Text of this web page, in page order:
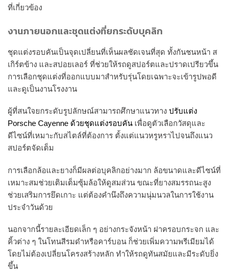
ที่เกี่ยวข้อง
งานภายนอกและชุดแต่งที่ยกระดับบุคลิก
ชุดแต่งรอบคันเป็นจุดเปลี่ยนที่เห็นผลชัดเจนที่สุด ทั้งกันชนหน้า ส
เกิร์ตข้าง และสปอยเลอร์ ที่ช่วยให้รถดูสปอร์ตและปราดเปรียวขึ้น
การเลือกชุดแต่งที่ออกแบบมาสำหรับรุ่นโดยเฉพาะจะเข้ารูปพอดี
และดูเป็นงานโรงงาน
ผู้ที่สนใจยกระดับรูปลักษณ์สามารถศึกษาแนวทาง ปรับแต่ง
Porsche Cayenne ด้วยชุดแต่งรอบคัน เพื่อดูตัวเลือกวัสดุและ
ดีไซน์ที่เหมาะกับสไตล์ที่ต้องการ ตั้งแต่แนวหรูหราไปจนถึงแนว
สปอร์ตจัดเต็ม
การเลือกล้อและยางก็มีผลต่อบุคลิกอย่างมาก ล้อขนาดและดีไซน์ที่
เหมาะสมช่วยเติมเต็มซุ้มล้อให้ดูสมส่วน ขณะที่ยางสมรรถนะสูง
ช่วยเสริมการยึดเกาะ แต่ต้องคำนึงถึงความนุ่มนวลในการใช้งาน
ประจำวันด้วย
นอกจากนี้รายละเอียดเล็ก ๆ อย่างกระจังหน้า ฝาครอบกระจก และ
คิ้วต่าง ๆ ในโทนสีรมดำหรือคาร์บอน ก็ช่วยเพิ่มความพรีเมียมได้
โดยไม่ต้องเปลี่ยนโครงสร้างหลัก ทำให้รถดูทันสมัยและมีระดับยิ่ง
ขึ้น